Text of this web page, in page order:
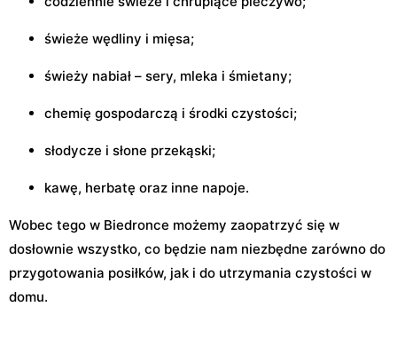
świeże wędliny i mięsa;
świeży nabiał – sery, mleka i śmietany;
chemię gospodarczą i środki czystości;
słodycze i słone przekąski;
kawę, herbatę oraz inne napoje.
Wobec tego w Biedronce możemy zaopatrzyć się w
dosłownie wszystko, co będzie nam niezbędne zarówno do
przygotowania posiłków, jak i do utrzymania czystości w
domu.